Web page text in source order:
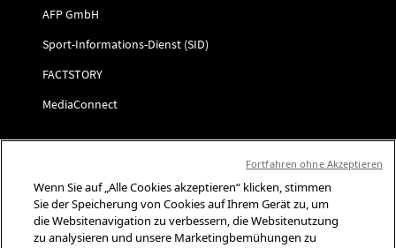
AFP GmbH
Sport-Informations-Dienst (SID)
FACTSTORY
MediaConnect
FOLGEN SIE UNS
Kontaktaufnahme
Wenn Sie auf „Alle Cookies akzeptieren“ klicken, stimmen
Sie der Speicherung von Cookies auf Ihrem Gerät zu, um
die Websitenavigation zu verbessern, die Websitenutzung
zu analysieren und unsere Marketingbemühungen zu
Fortfahren ohne Akzeptieren